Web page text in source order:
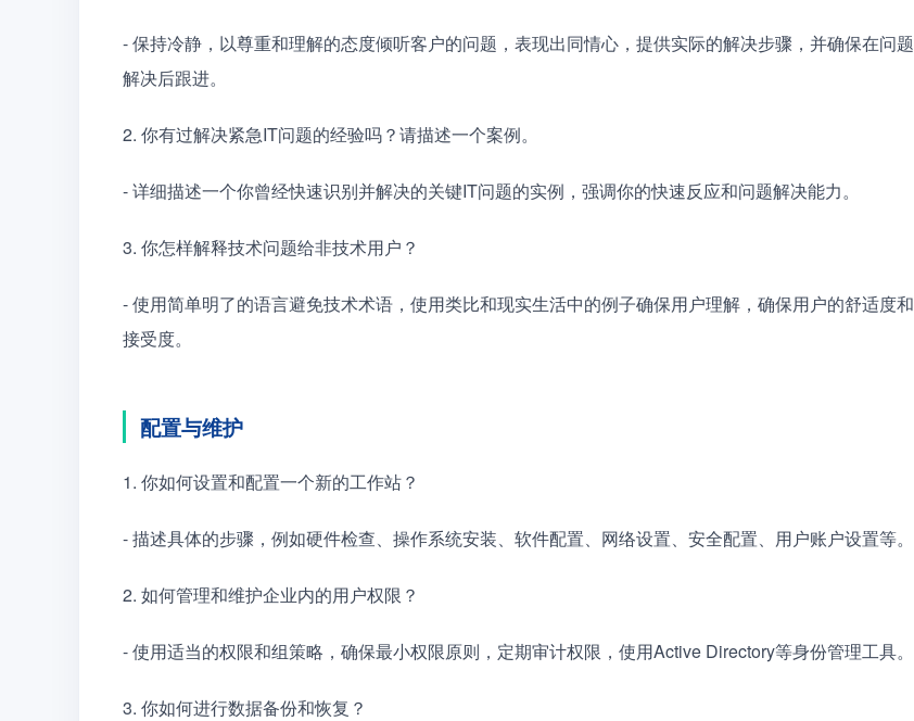
- 保持冷静，以尊重和理解的态度倾听客户的问题，表现出同情心，提供实际的解决步骤，并确保在问题
解决后跟进。
2. 你有过解决紧急IT问题的经验吗？请描述一个案例。
- 详细描述一个你曾经快速识别并解决的关键IT问题的实例，强调你的快速反应和问题解决能力。
3. 你怎样解释技术问题给非技术用户？
- 使用简单明了的语言避免技术术语，使用类比和现实生活中的例子确保用户理解，确保用户的舒适度和
接受度。
配置与维护
1. 你如何设置和配置一个新的工作站？
- 描述具体的步骤，例如硬件检查、操作系统安装、软件配置、网络设置、安全配置、用户账户设置等。
2. 如何管理和维护企业内的用户权限？
- 使用适当的权限和组策略，确保最小权限原则，定期审计权限，使用Active Directory等身份管理工具。
3. 你如何进行数据备份和恢复？